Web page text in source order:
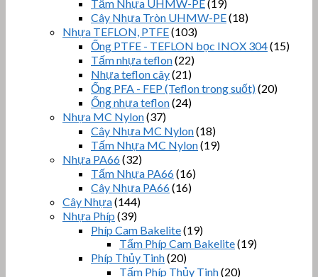
Tấm Nhựa UHMW-PE(19)
Cây Nhựa Tròn UHMW-PE(18)
Nhựa TEFLON, PTFE(103)
Ống PTFE - TEFLON bọc INOX 304(15)
Tấm nhựa teflon(22)
Nhựa teflon cây(21)
Ống PFA - FEP (Teflon trong suốt)(20)
Ống nhựa teflon(24)
Nhựa MC Nylon(37)
Cây Nhựa MC Nylon(18)
Tấm Nhựa MC Nylon(19)
Nhựa PA66(32)
Tấm Nhựa PA66(16)
Cây Nhựa PA66(16)
Cây Nhựa(144)
Nhựa Phíp (39)
Phíp Cam Bakelite(19)
Tấm Phíp Cam Bakelite(19)
Phíp Thủy Tinh(20)
Tấm Phíp Thủy Tinh(20)